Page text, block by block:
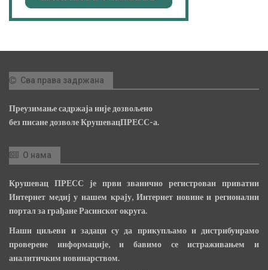
Сва права задржана
Преузимање садржаја није дозвољено
без писане дозволе КрушевацПРЕСС-а.
О нама
Крушевац ПРЕСС је први званично регистрован приватни
Интернет медиј у нашем крају, Интернет новине и регионални
портал за грађане Расинског округа.
Наши циљеви и задаци су да прикупљамо и дистрибуирамо
проверене информације, и бавимо се истраживањем и
аналитичким новинарством.